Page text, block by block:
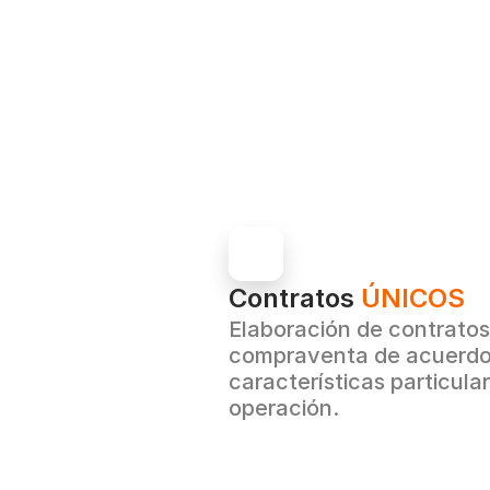
Contratos ÚNICOS
Elaboración de
compraventa de
características
operación.